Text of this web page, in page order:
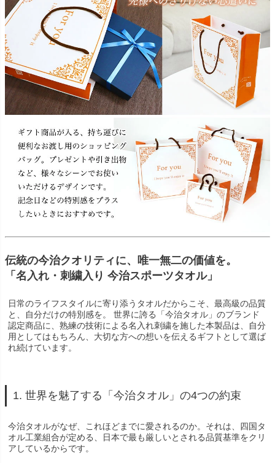
伝統の今治クオリティに、唯一無二の価値を。
「名入れ・刺繍入り 今治スポーツタオル」
日常のライフスタイルに寄り添うタオルだからこそ、最高級の品質
と、自分だけの特別感を。 世界に誇る「今治タオル」のブランド
認定商品に、熟練の技術による名入れ刺繍を施した本製品は、自分
用としてはもちろん、大切な方への想いを伝えるギフトとして選ば
れ続けています。
1. 世界を魅了する「今治タオル」の4つの約束
今治タオルがなぜ、これほどまでに愛されるのか。それは、四国タ
オル工業組合が定める、日本で最も厳しいとされる品質基準をクリ
アしているからです。